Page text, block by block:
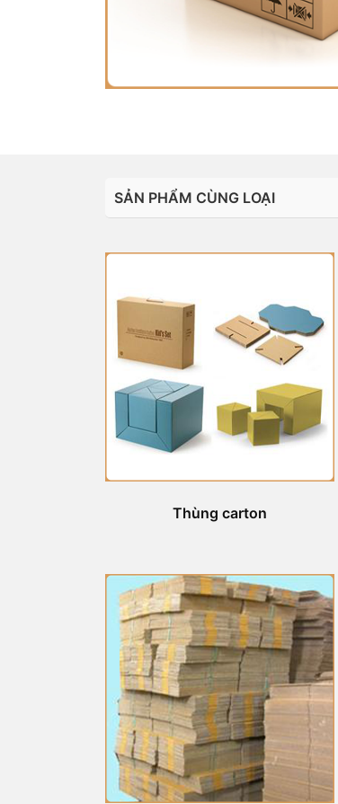
SẢN PHẨM CÙNG LOẠI
Thùng carton